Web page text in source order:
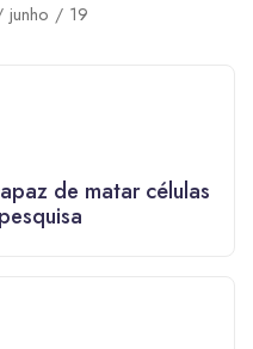
junho 19
de matar células